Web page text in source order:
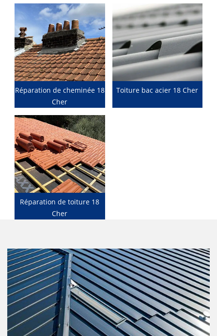
Réparation de cheminée 18
Cher
Toiture bac acier 18 Cher
Réparation de toiture 18
Cher